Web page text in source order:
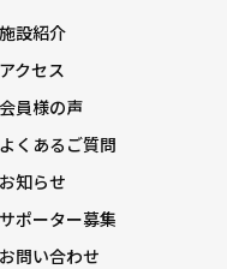
施設紹介
アクセス
会員様の声
くあるご質問
お知らせ
サポーター募集
お問い合わせ